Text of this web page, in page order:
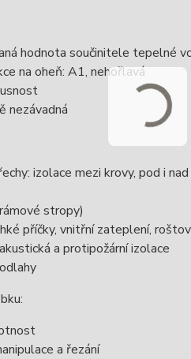
hodnota součinitele tepelné
na oheň: A1, nehořlavá
nezávadná
izolace mezi krovy, pod i
stropy)
příčky, vnitřní zateplení,
a protipožární izolace
a řezání